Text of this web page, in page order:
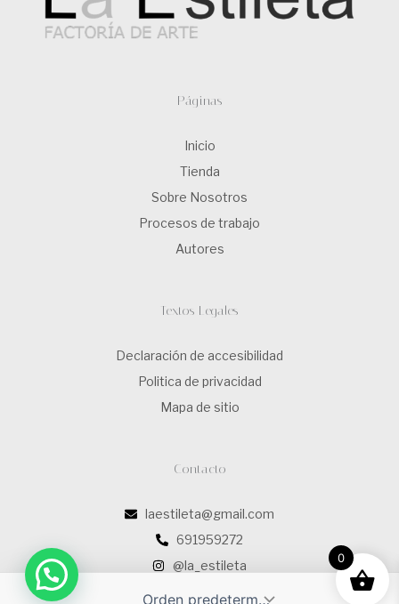
Páginas
Inicio
Tienda
Sobre Nosotros
Procesos de trabajo
Autores
Textos Legales
Declaración de accesibilidad
Politica de privacidad
Mapa de sitio
Contacto
laestileta@gmail.com
691959272
@la_estileta
0